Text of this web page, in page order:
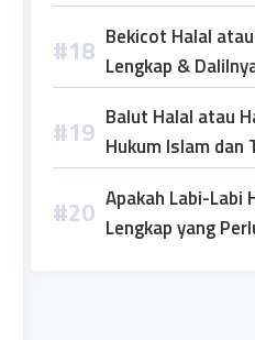
Bekicot Halal
Lengkap &
Balut Halal atau
Hukum Islam dan
Apakah Labi-Labi
Lengkap yang